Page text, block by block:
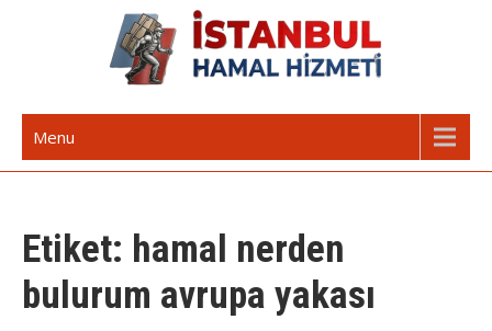
İstanbul Günlük Hamal | Hamal
Arıyorum Hamal Lazım
Menu
Etiket: hamal nerden
bulurum avrupa yakası